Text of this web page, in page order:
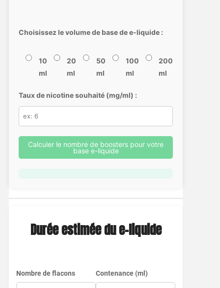
Choisissez le volume de base de e-liquide :
10
ml
20
ml
50
ml
100
ml
200
ml
Taux de nicotine souhaité (mg/ml) :
Calculer le nombre de boosters pour votre
base e-liquide
Durée estimée du e-liquide
Nombre de flacons Contenance (ml)